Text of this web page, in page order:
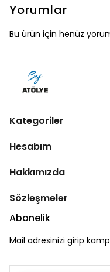
Yorumlar
Bu ürün için henüz
Kategoriler
Hesabım
Hakkımızda
Sözleşmeler
Abonelik
Mail adresinizi girip